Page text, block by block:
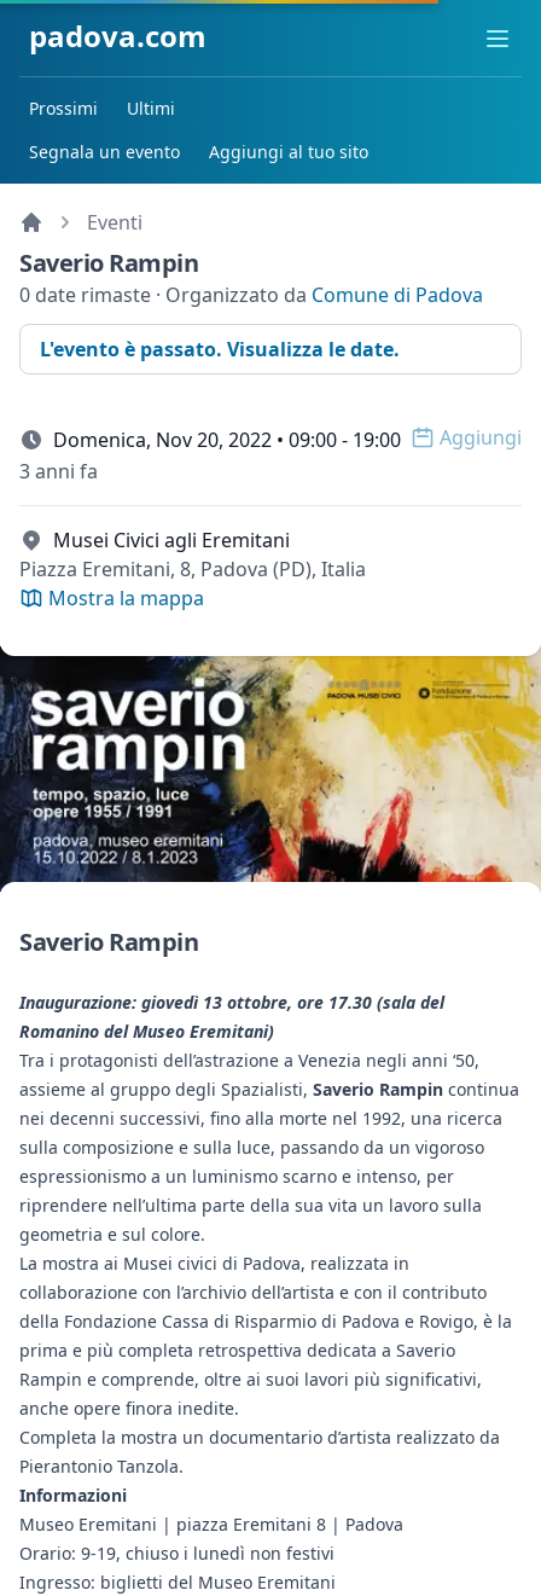
padova.com
Prossimi
Ultimi
Segnala un evento
Aggiungi al tuo sito
Eventi
Saverio Rampin
0 date rimaste · Organizzato da Comune di Padova
L'evento è passato. Visualizza le date.
Domenica, Nov 20, 2022 • 09:00 - 19:00 Open
Aggiungi
3 anni fa
Musei Civici agli Eremitani
Piazza Eremitani, 8, Padova (PD), Italia
Mostra la mappa
Saverio Rampin
Inaugurazione: giovedì 13 ottobre, ore 17.30 (sala del
Romanino del Museo Eremitani)
Tra i protagonisti dell’astrazione a Venezia negli anni ‘50,
assieme al gruppo degli Spazialisti, Saverio Rampin continua
nei decenni successivi, fino alla morte nel 1992, una ricerca
sulla composizione e sulla luce, passando da un vigoroso
espressionismo a un luminismo scarno e intenso, per
riprendere nell’ultima parte della sua vita un lavoro sulla
geometria e sul colore.
La mostra ai Musei civici di Padova, realizzata in
collaborazione con l’archivio dell’artista e con il contributo
della Fondazione Cassa di Risparmio di Padova e Rovigo, è la
prima e più completa retrospettiva dedicata a Saverio
Rampin e comprende, oltre ai suoi lavori più significativi,
anche opere finora inedite.
Completa la mostra un documentario d’artista realizzato da
Pierantonio Tanzola.
Informazioni
Museo Eremitani | piazza Eremitani 8 | Padova
Orario: 9-19, chiuso i lunedì non festivi
Ingresso: biglietti del Museo Eremitani